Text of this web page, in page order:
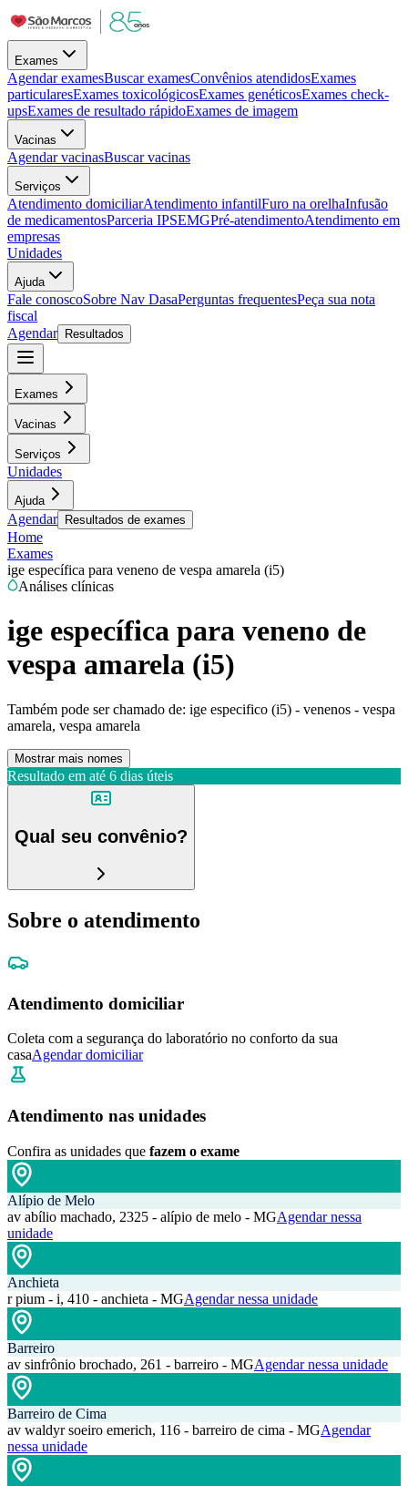
Exames
Agendar examesBuscar examesConvênios atendidosExames
particularesExames toxicológicosExames genéticosExames check-
upsExames de resultado rápidoExames de imagem
Vacinas
Agendar vacinasBuscar vacinas
Serviços
Atendimento domiciliarAtendimento infantilFuro na orelhaInfusão
de medicamentosParceria IPSEMGPré-atendimentoAtendimento em
empresas
Unidades
Ajuda
Fale conoscoSobre Nav DasaPerguntas frequentesPeça sua nota
fiscal
Agendar
Resultados
Exames
Vacinas
Serviços
Unidades
Ajuda
Agendar Resultados de exames
Home
Exames
ige específica para veneno de vespa amarela (i5)
Análises clínicas
ige específica para veneno de
vespa amarela (i5)
Também pode ser chamado de: ige especifico (i5) - venenos - vespa
amarela, vespa amarela
Mostrar mais nomes
Resultado em até 6 dias úteis
Qual seu convênio?
Sobre o atendimento
Atendimento domiciliar
Coleta com a segurança do laboratório no conforto da sua
casaAgendar domiciliar
Atendimento nas unidades
Confira as unidades que fazem o exame
Alípio de Melo
av abílio machado, 2325 - alípio de melo - MGAgendar nessa
unidade
Anchieta
r pium - i, 410 - anchieta - MGAgendar nessa unidade
Barreiro
av sinfrônio brochado, 261 - barreiro - MGAgendar nessa unidade
Barreiro de Cima
av waldyr soeiro emerich, 116 - barreiro de cima - MGAgendar
nessa unidade